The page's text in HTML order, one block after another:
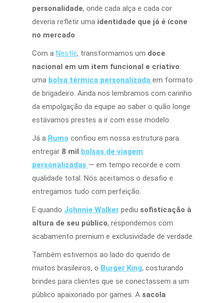
personalidade, onde cada alça e cada cor
deveria refletir uma identidade que já é ícone
no mercado.
Com a Nestlé, transformamos um doce
nacional em um item funcional e criativo:
uma bolsa térmica personalizada em formato
de brigadeiro. Ainda nos lembramos com carinho
da empolgação da equipe ao saber o quão longe
estávamos prestes a ir com esse modelo.
Já a Rumo confiou em nossa estrutura para
entregar 8 mil bolsas de viagem
personalizadas — em tempo recorde e com
qualidade total. Nós aceitamos o desafio e
entregamos tudo com perfeição.
E quando Johnnie Walker pediu sofisticação à
altura de seu público, respondemos com
acabamento premium e exclusividade de verdade.
Também estivemos ao lado do querido de
muitos brasileiros, o Burger King, costurando
brindes para clientes que se conectassem a um
público apaixonado por games. A sacola